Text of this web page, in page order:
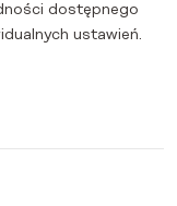
dostępnego
ustawień.